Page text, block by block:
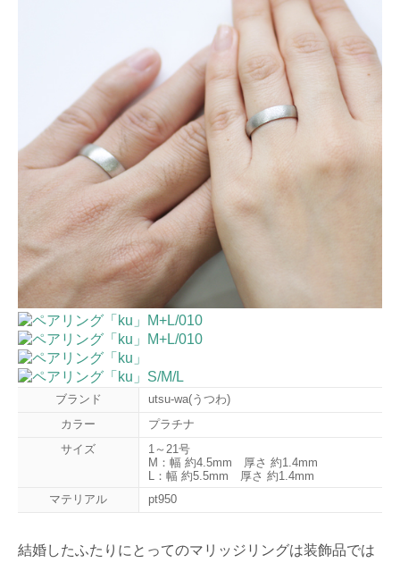
ブランド
utsu-wa(うつわ)
カラー
プラチナ
サイズ
1～21号
M：幅 約4.5mm 厚さ 約1.4mm
L：幅 約5.5mm 厚さ 約1.4mm
マテリアル
pt950
結婚したふたりにとってのマリッジリングは装飾品では